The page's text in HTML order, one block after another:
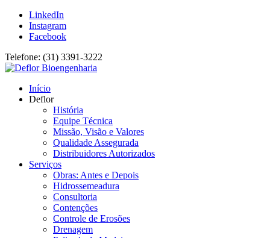
LinkedIn
Instagram
Facebook
Telefone: (31) 3391-3222
Início
Deflor
História
Equipe Técnica
Missão, Visão e Valores
Qualidade Assegurada
Distribuidores Autorizados
Serviços
Obras: Antes e Depois
Hidrossemeadura
Consultoria
Contenções
Controle de Erosões
Drenagem